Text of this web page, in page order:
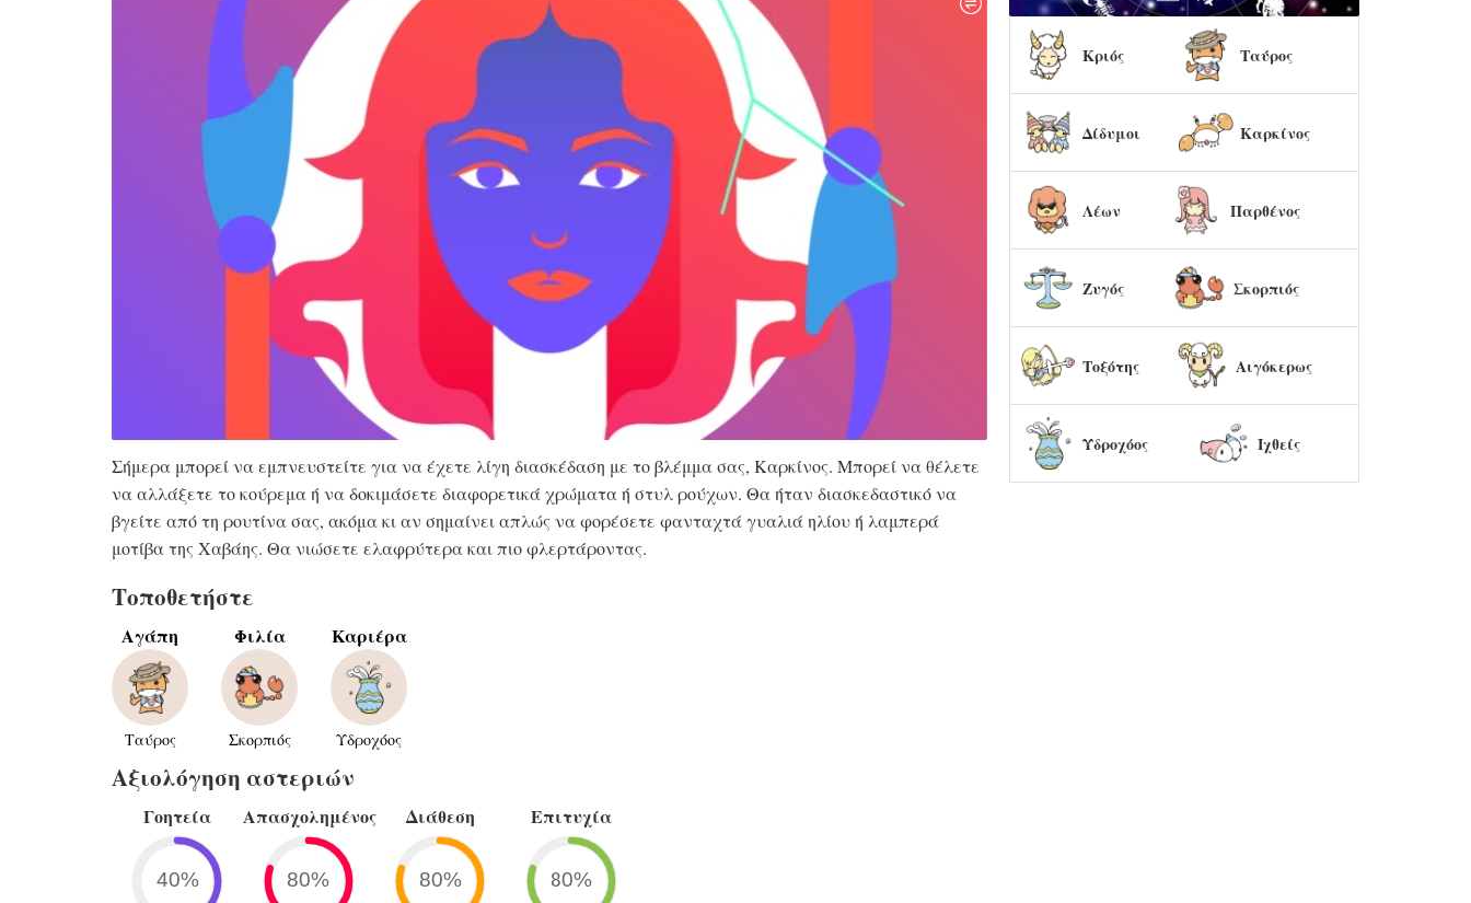
Σήμερα μπορεί να εμπνευστείτε για να έχετε λίγη διασκέδαση με το βλέμμα σας, Καρκίνος. Μπορεί να θέλετε
να αλλάξετε το κούρεμα ή να δοκιμάσετε διαφορετικά χρώματα ή στυλ ρούχων. Θα ήταν διασκεδαστικό να
βγείτε από τη ρουτίνα σας, ακόμα κι αν σημαίνει απλώς να φορέσετε φανταχτά γυαλιά ηλίου ή λαμπερά
μοτίβα της Χαβάης. Θα νιώσετε ελαφρύτερα και πιο φλερτάροντας.
Τοποθετήστε
Αγάπη
Ταύρος
Φιλία
Σκορπιός
Καριέρα
Υδροχόος
Αξιολόγηση αστεριών
Γοητεία
40%
Απασχολημένος
80%
Διάθεση
80%
Επιτυχία
80%
Κριός Ταύρος
Δίδυμοι Καρκίνος
Λέων Παρθένος
Ζυγός Σκορπιός
Τοξότης Αιγόκερως
Υδροχόος Ιχθείς